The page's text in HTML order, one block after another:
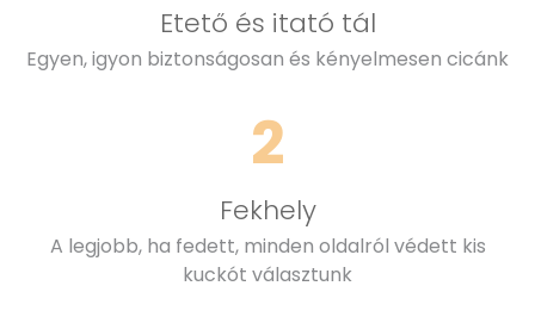
Etető és itató tál
Egyen, igyon biztonságosan és kényelmesen cicánk
2
Fekhely
A legjobb, ha fedett, minden oldalról védett kis
kuckót választunk